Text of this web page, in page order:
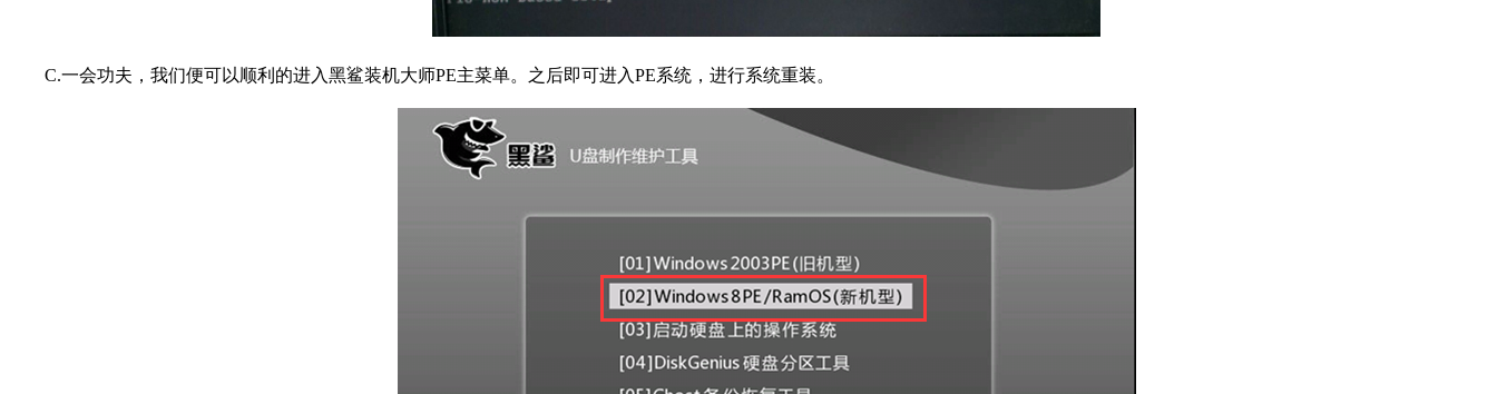
C.一会功夫，我们便可以顺利的进入黑鲨装机大师PE主菜单。之后即可进入PE系统，进行系统重装。